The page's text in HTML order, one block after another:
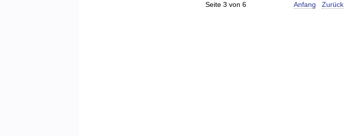
Seite 3 von 6 Anfang Zurück